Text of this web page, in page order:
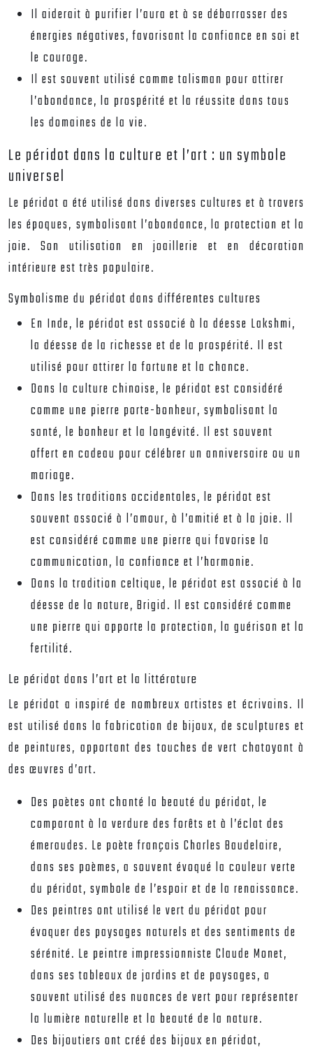
Il aiderait à purifier l’aura et à se débarrasser des
énergies négatives, favorisant la confiance en soi et
le courage.
Il est souvent utilisé comme talisman pour attirer
l’abondance, la prospérité et la réussite dans tous
les domaines de la vie.
Le péridot dans la culture et l’art : un symbole
universel
Le péridot a été utilisé dans diverses cultures et à travers
les époques, symbolisant l’abondance, la protection et la
joie. Son utilisation en joaillerie et en décoration
intérieure est très populaire.
Symbolisme du péridot dans différentes cultures
En Inde, le péridot est associé à la déesse Lakshmi,
la déesse de la richesse et de la prospérité. Il est
utilisé pour attirer la fortune et la chance.
Dans la culture chinoise, le péridot est considéré
comme une pierre porte-bonheur, symbolisant la
santé, le bonheur et la longévité. Il est souvent
offert en cadeau pour célébrer un anniversaire ou un
mariage.
Dans les traditions occidentales, le péridot est
souvent associé à l’amour, à l’amitié et à la joie. Il
est considéré comme une pierre qui favorise la
communication, la confiance et l’harmonie.
Dans la tradition celtique, le péridot est associé à la
déesse de la nature, Brigid. Il est considéré comme
une pierre qui apporte la protection, la guérison et la
fertilité.
Le péridot dans l’art et la littérature
Le péridot a inspiré de nombreux artistes et écrivains. Il
est utilisé dans la fabrication de bijoux, de sculptures et
de peintures, apportant des touches de vert chatoyant à
des œuvres d’art.
Des poètes ont chanté la beauté du péridot, le
comparant à la verdure des forêts et à l’éclat des
émeraudes. Le poète français Charles Baudelaire,
dans ses poèmes, a souvent évoqué la couleur verte
du péridot, symbole de l’espoir et de la renaissance.
Des peintres ont utilisé le vert du péridot pour
évoquer des paysages naturels et des sentiments de
sérénité. Le peintre impressionniste Claude Monet,
dans ses tableaux de jardins et de paysages, a
souvent utilisé des nuances de vert pour représenter
la lumière naturelle et la beauté de la nature.
Des bijoutiers ont créé des bijoux en péridot,